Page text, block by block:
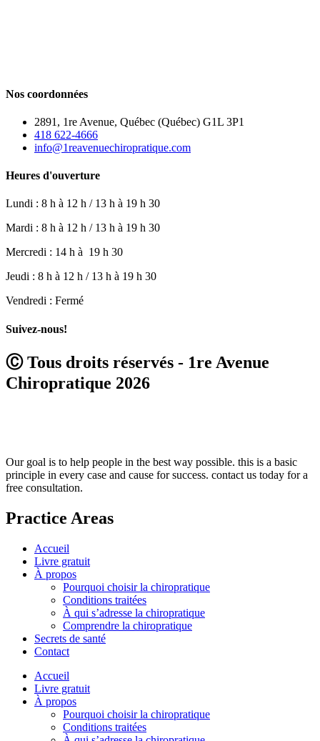
Nos coordonnées
2891, 1re Avenue, Québec (Québec) G1L 3P1
418 622-4666
info@1reavenuechiropratique.com
Heures d'ouverture
Lundi : 8 h à 12 h / 13 h à 19 h 30
Mardi : 8 h à 12 h / 13 h à 19 h 30
Mercredi : 14 h à 19 h 30
Jeudi : 8 h à 12 h / 13 h à 19 h 30
Vendredi : Fermé
Suivez-nous!
Ⓒ Tous droits réservés - 1re Avenue
Chiropratique 2026
Our goal is to help people in the best way possible. this is a basic
principle in every case and cause for success. contact us today for a
free consultation.
Practice Areas
Accueil
Livre gratuit
À propos
Pourquoi choisir la chiropratique
Conditions traitées
À qui s’adresse la chiropratique
Comprendre la chiropratique
Secrets de santé
Contact
Accueil
Livre gratuit
À propos
Pourquoi choisir la chiropratique
Conditions traitées